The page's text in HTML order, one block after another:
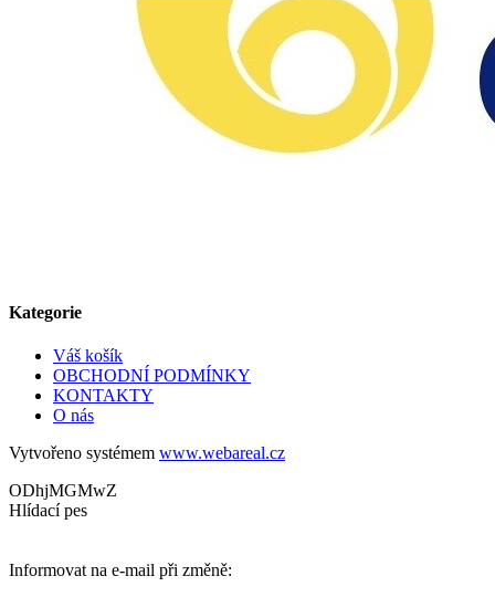
Kategorie
Váš košík
OBCHODNÍ PODMÍNKY
KONTAKTY
O nás
Vytvořeno systémem www.webareal.cz
ODhjMGMwZ
Hlídací pes
Informovat na e-mail při změně: